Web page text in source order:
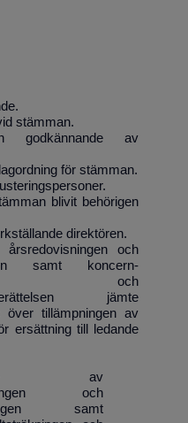
stämman.
godkännande av
för stämman.
blivit behörigen
direktören.
årsredovisningen och
samt koncern-
och
jämte
över tillämpningen av
ersättning till ledande
av
och
samt